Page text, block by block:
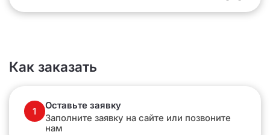
Как заказать
1
Оставьте заявку
Заполните заявку на сайте или позвоните
нам